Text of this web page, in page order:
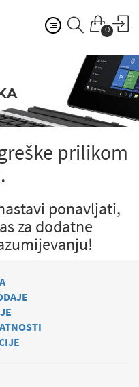
0
prilikom
ponavljati,
za dodatne